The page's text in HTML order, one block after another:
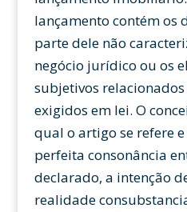
lançamento contém os
parte dele não
negócio jurídico ou os
subjetivos
exigidos em lei. O
qual o artigo se refere
perfeita consonância
declarado, a intenção
realidade